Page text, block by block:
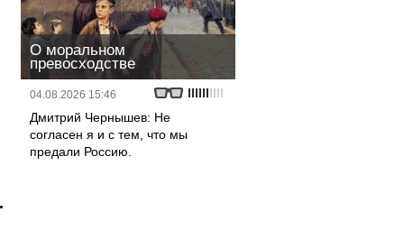
О моральном
превосходстве
04.08.2026 15:46
Дмитрий Чернышев: Не
согласен я и с тем, что мы
предали Россию.